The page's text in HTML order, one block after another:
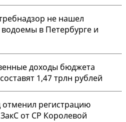
не нашел
в Петербурге и
доходы бюджета
1,47 трлн рублей
отменил регистрацию
от СР Королевой